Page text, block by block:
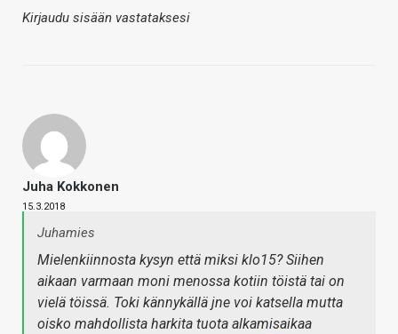
Kirjaudu sisään vastataksesi
Juha Kokkonen
15.3.2018
Juhamies
Mielenkiinnosta kysyn että miksi klo15? Siihen
aikaan varmaan moni menossa kotiin töistä tai on
vielä töissä. Toki kännykällä jne voi katsella mutta
oisko mahdollista harkita tuota alkamisaikaa